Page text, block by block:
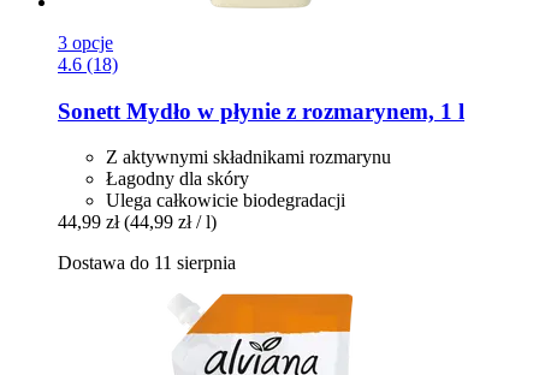
3 opcje
4.6 (18)
Sonett Mydło w płynie z rozmarynem, 1 l
Z aktywnymi składnikami rozmarynu
Łagodny dla skóry
Ulega całkowicie biodegradacji
44,99 zł (44,99 zł / l)
Dostawa do 11 sierpnia